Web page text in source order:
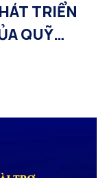
TRIỂN
QUỸ